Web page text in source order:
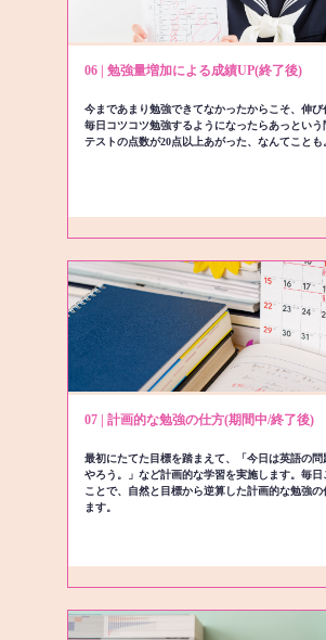
06 | 勉強量増加による成績UP(終了後)
今まであまり勉強できてなかったからこそ、伸び
毎日コツコツ勉強するようになったらあっという
テストの点数が20点以上あがった、なんてことも
07 | 計画的な勉強の仕方(期間中/終了後)
最初にたてた目標を踏まえて、「今日は英語の問
やろう。」など計画的な学習を実施します。毎日
ことで、自然と目標から逆算した計画的な勉強の
ます。